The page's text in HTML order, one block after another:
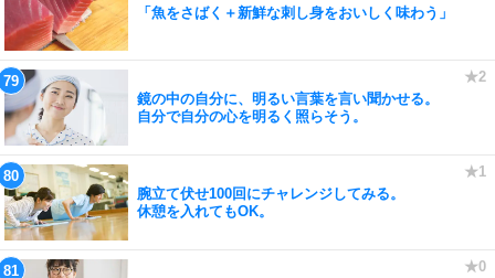
「魚をさばく＋新鮮な刺し身をおいしく味わう」
鏡の中の自分に、明るい言葉を言い聞かせる。
自分で自分の心を明るく照らそう。
腕立て伏せ100回にチャレンジしてみる。
休憩を入れてもOK。